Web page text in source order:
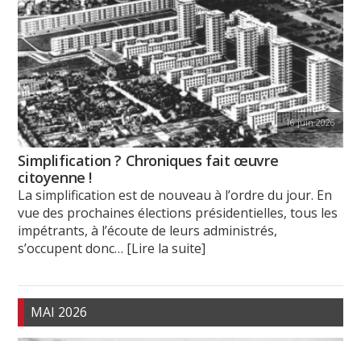
16 juin 2026
Simplification ? Chroniques fait œuvre
citoyenne !
La simplification est de nouveau à l’ordre du jour. En
vue des prochaines élections présidentielles, tous les
impétrants, à l’écoute de leurs administrés,
s’occupent donc… [Lire la suite]
MAI 2026